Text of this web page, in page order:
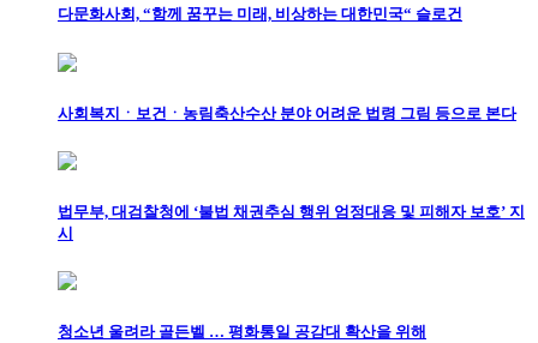
다문화사회, “함께 꿈꾸는 미래, 비상하는 대한민국“ 슬로건
사회복지ㆍ보건ㆍ농림축산수산 분야 어려운 법령 그림 등으로 본다
법무부, 대검찰청에 ‘불법 채권추심 행위 엄정대응 및 피해자 보호’ 지
시
청소년 울려라 골든벨 … 평화통일 공감대 확산을 위해